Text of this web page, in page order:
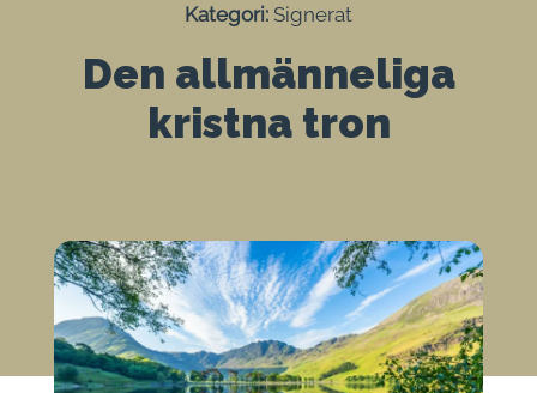
Kategori: Signerat
Den allmänneliga
kristna tron